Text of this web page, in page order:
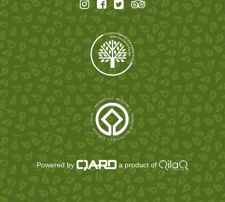
Powered by a product of